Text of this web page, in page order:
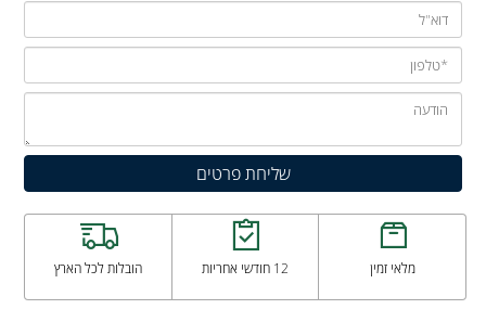
מלאי זמין 12 חודשי אחריות הובלות לכל הארץ